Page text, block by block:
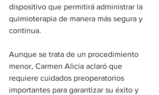
dispositivo que permitirá administrar la
quimioterapia de manera más segura y
continua.
Aunque se trata de un procedimiento
menor, Carmen Alicia aclaró que
requiere cuidados preoperatorios
importantes para garantizar su éxito y